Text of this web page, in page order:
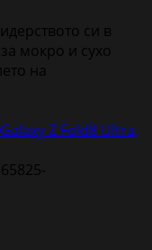
си в
мокро и сухо
на
Z Fold8 Ultra,